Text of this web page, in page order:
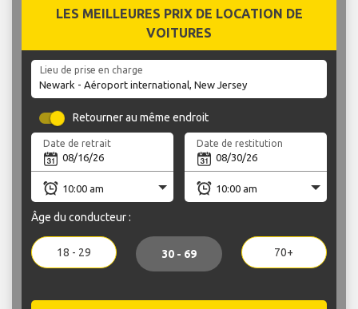
LES MEILLEURES PRIX DE LOCATION DE
VOITURES
Lieu de prise en charge
Retourner au même endroit
Date de retrait Date de restitution
Âge du conducteur :
18 - 29 30 - 69 70+